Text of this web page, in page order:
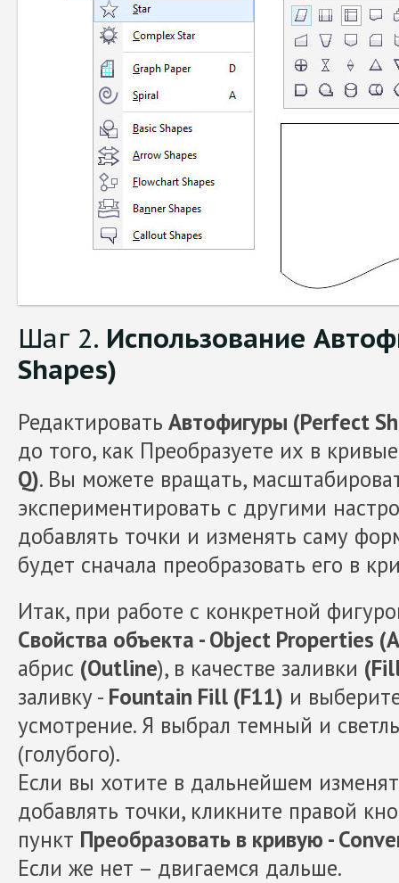
Шаг 2. Использование
Shapes)
Редактировать Автофигуры (Perfect
до того, как Преобразуете их в
Q). Вы можете вращать,
экспериментировать с другими
добавлять точки и изменять саму
будет сначала преобразовать его в
Итак, при работе с конкретной
Свойства объекта - Object Properties
абрис (Outline), в качестве заливки
заливку - Fountain Fill (F11) и
усмотрение. Я выбрал темный и
(голубого).
Если вы хотите в дальнейшем
добавлять точки, кликните правой
пункт Преобразовать в кривую -
Если же нет – двигаемся дальше.